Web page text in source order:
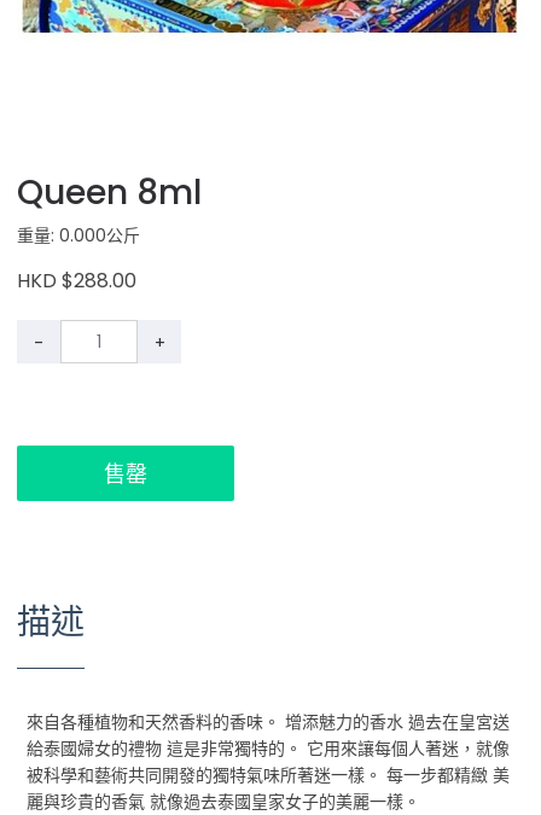
Queen 8ml
重量: 0.000公斤
HKD $288.00
- +
售罄
描述
來自各種植物和天然香料的香味。 增添魅力的香水 過去在皇宮送
給泰國婦女的禮物 這是非常獨特的。 它用來讓每個人著迷，就像
被科學和藝術共同開發的獨特氣味所著迷一樣。 每一步都精緻 美
麗與珍貴的香氣 就像過去泰國皇家女子的美麗一樣。